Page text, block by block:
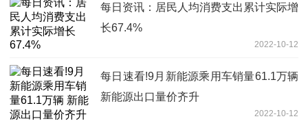
每日资讯：居民人均消费支出累计实际增
长67.4%
2022-10-12
每日速看!9月新能源乘用车销量61.1万辆
新能源出口量价齐升
2022-10-12